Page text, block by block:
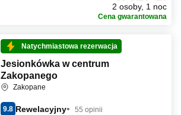
2 osoby, 1 noc
Cena gwarantowana
Natychmiastowa rezerwacja
Jesionkówka w centrum
Zakopanego
Zakopane
9.8 Rewelacyjny 55 opinii